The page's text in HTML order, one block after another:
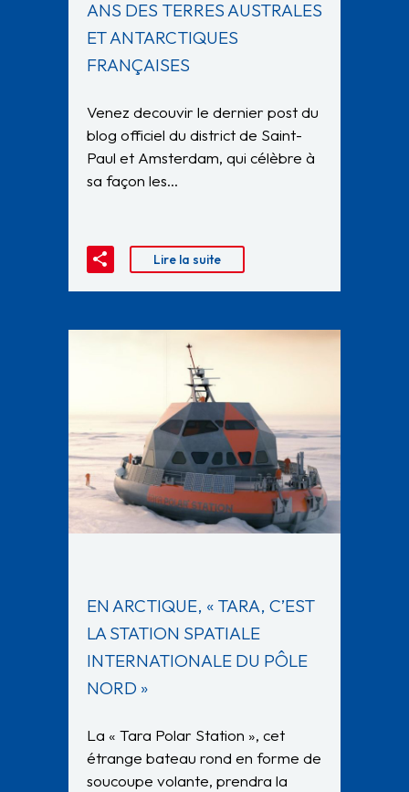
ANS DES TERRES AUSTRALES
ET ANTARCTIQUES
FRANÇAISES
Venez decouvir le dernier post du
blog officiel du district de Saint-
Paul et Amsterdam, qui célèbre à
sa façon les…
Lire la suite
EN ARCTIQUE, « TARA, C’EST
LA STATION SPATIALE
INTERNATIONALE DU PÔLE
NORD »
La « Tara Polar Station », cet
étrange bateau rond en forme de
soucoupe volante, prendra la